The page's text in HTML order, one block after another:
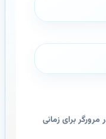
برای زمانی